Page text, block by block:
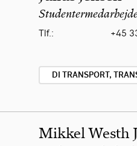
Tlf.:
+45
DI TRANSPORT,
Mikkel Westh